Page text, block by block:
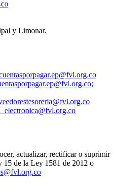
y Limonar.
actualizar, rectificar o suprimir
15 de la Ley 1581 de 2012 o